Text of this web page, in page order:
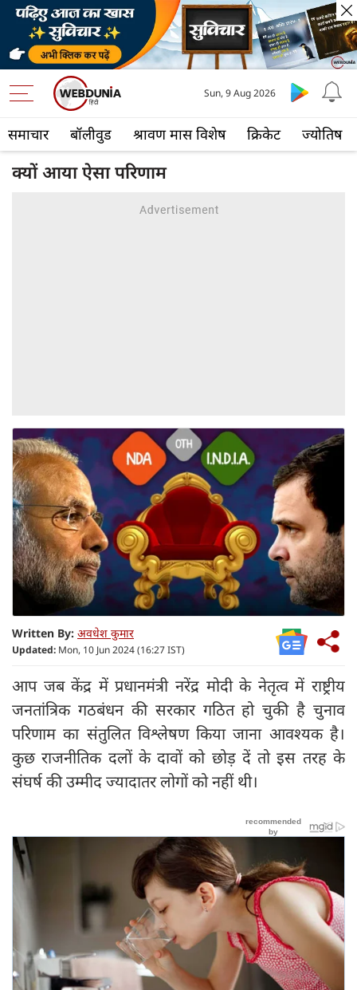
समाचार बॉलीवुड श्रावण मास विशेष क्रिकेट ज्योतिष
Sun, 9 Aug 2026
क्यों आया ऐसा परिणाम
Written By: अवधेश कुमार
Updated: Mon, 10 Jun 2024 (16:27 IST)
आप जब केंद्र में प्रधानमंत्री नरेंद्र मोदी के नेतृत्व में राष्ट्रीय
जनतांत्रिक गठबंधन की सरकार गठित हो चुकी है चुनाव
परिणाम का संतुलित विश्लेषण किया जाना आवश्यक है।
कुछ राजनीतिक दलों के दावों को छोड़ दें तो इस तरह के
संघर्ष की उम्मीद ज्यादातर लोगों को नहीं थी।